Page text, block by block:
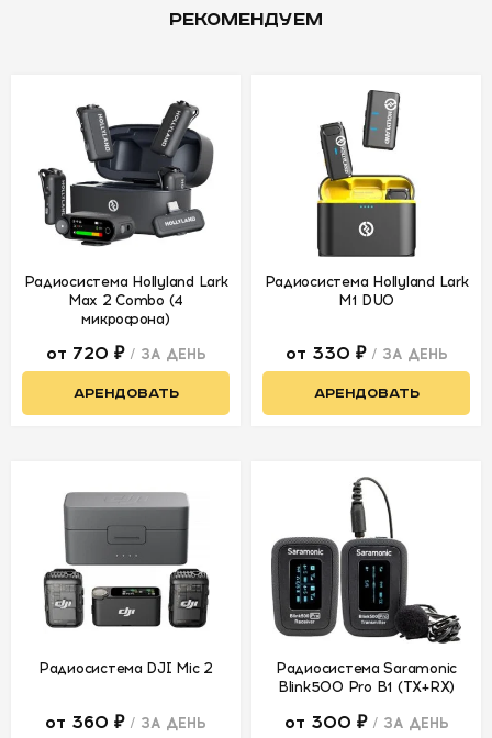
РЕКОМЕНДУЕМ
Радиосистема Hollyland Lark
Max 2 Combo (4
микрофона)
от 720 ₽ / ЗА ДЕНЬ
АРЕНДОВАТЬ
Радиосистема Hollyland Lark
M1 DUO
от 330 ₽ / ЗА ДЕНЬ
АРЕНДОВАТЬ
Радиосистема DJI Mic 2
от 360 ₽ / ЗА ДЕНЬ
Радиосистема Saramonic
Blink500 Pro B1 (TX+RX)
от 300 ₽ / ЗА ДЕНЬ